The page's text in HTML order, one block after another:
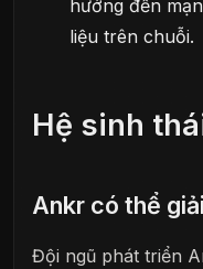
hưởng đến
liệu trên chuỗi.
Hệ sinh
Ankr có thể
Đội ngũ phát triển